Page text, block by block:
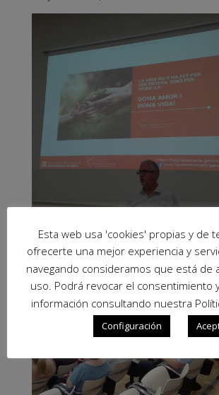
Esta web usa 'cookies' propias y de
ofrecerte una mejor experiencia y
navegando consideramos que está de
uso. Podrá revocar el consentimiento
información consultando nuestra
Configuración